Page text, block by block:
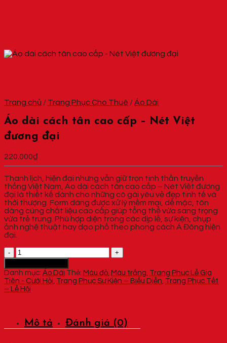
Trang chủ / Trang Phục Cho Thuê /Áo Dài
Áo dài cách tân cao cấp – Nét Việt
đương đại
220.000₫
Thanh lịch, hiện đại nhưng vẫn giữ trọn tinh thần truyền
thống Việt Nam, Áo dài cách tân cao cấp – Nét Việt đương
đại là thiết kế dành cho những cô gái yêu vẻ đẹp tinh tế và
thời thượng. Form dáng được xử lý mềm mại, dễ mặc, tôn
dáng cùng chất liệu cao cấp giúp tổng thể vừa sang trọng
vừa trẻ trung. Phù hợp diện trong các dịp lễ, sự kiện, chụp
ảnh nghệ thuật hay dạo phố theo phong cách Á Đông hiện
đại.
Áo
dài
cách
tân
cao
cấp
đương
Danh mục: Áo Dài Thẻ: Màu đỏ Màu trắng Trang Phục Lễ Gia
Tiên - Cưới Hỏi Trang Phục Sự Kiện – Biểu Diễn Trang Phục Tết
– Lễ Hội
Mô tả Đánh giá (0)